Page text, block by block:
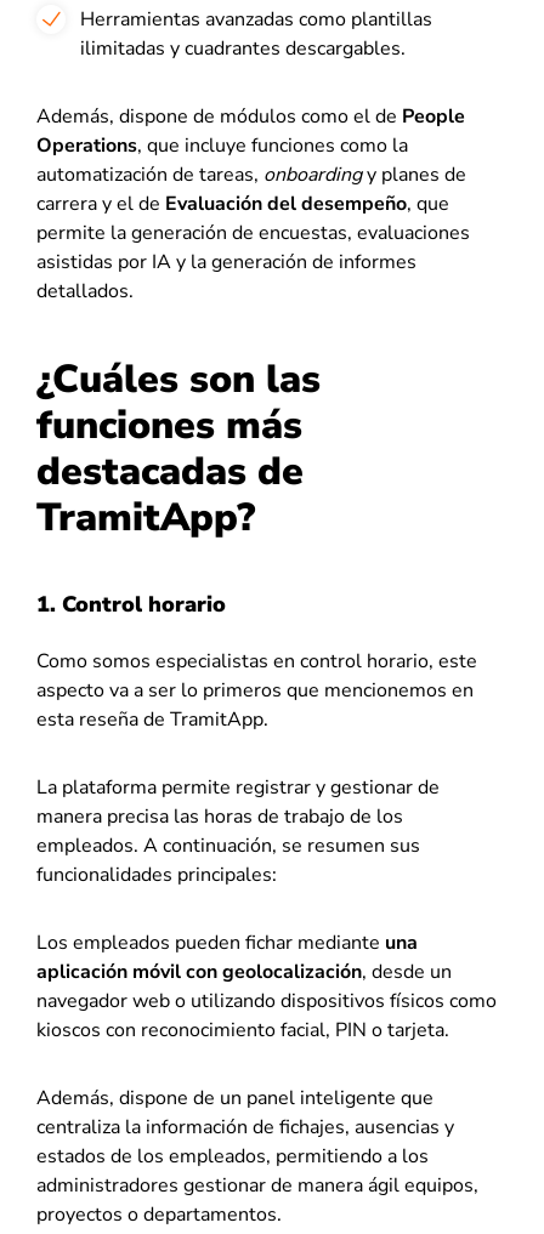
Herramientas avanzadas como plantillas
ilimitadas y cuadrantes descargables.
Además, dispone de módulos como el de People
Operations, que incluye funciones como la
automatización de tareas, onboardingy planes de
carrera y el de Evaluación del desempeño, que
permite la generación de encuestas, evaluaciones
asistidas por IA y la generación de informes
detallados.
¿Cuáles son las
funciones más
destacadas de
TramitApp?
1. Control horario
Como somos especialistas en control horario, este
aspecto va a ser lo primeros que mencionemos en
esta reseña de TramitApp.
La plataforma permite registrar y gestionar de
manera precisa las horas de trabajo de los
empleados. A continuación, se resumen sus
funcionalidades principales:
Los empleados pueden fichar mediante una
aplicación móvil con geolocalización, desde un
navegador web o utilizando dispositivos físicos como
kioscos con reconocimiento facial, PIN o tarjeta.
Además, dispone de un panel inteligente que
centraliza la información de fichajes, ausencias y
estados de los empleados, permitiendo a los
administradores gestionar de manera ágil equipos,
proyectos o departamentos.